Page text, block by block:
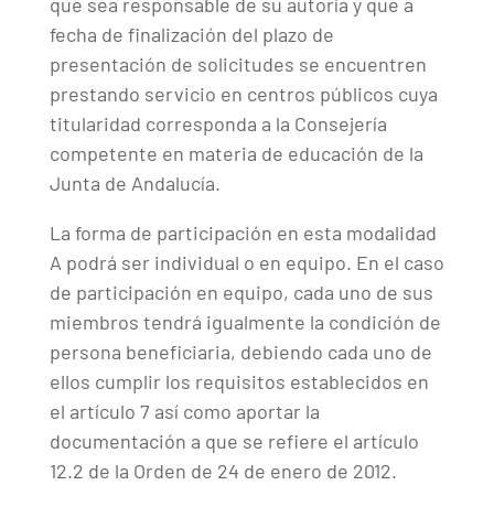
fecha de finalización del plazo de
presentación de solicitudes se encuentren
prestando servicio en centros públicos cuya
titularidad corresponda a la Consejería
competente en materia de educación de la
Junta de Andalucía.
La forma de participación en esta modalidad
A podrá ser individual o en equipo. En el caso
de participación en equipo, cada uno de sus
miembros tendrá igualmente la condición de
persona beneficiaria, debiendo cada uno de
ellos cumplir los requisitos establecidos en
el artículo 7 así como aportar la
documentación a que se refiere el artículo
12.2 de la Orden de 24 de enero de 2012.